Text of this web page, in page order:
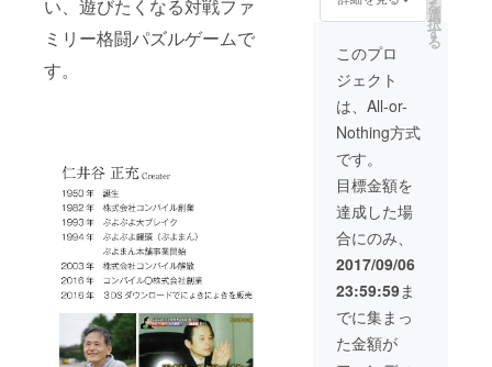
い、遊びたくなる対戦ファ
ミリー格闘パズルゲームで
す。
りま
す。 ・
あなた
の描い
た６種
類の
にょき
がゲー
す。
ゲーム
中のコ
ンフィ
グで選
択でき
ます。
す。
ゲーム
中のコ
ンフィ
グで選
択でき
ます。
ノーマ
は、１
０回に
一回の
確率で
表示さ
れるこ
とがあ
りま
す。 ・
あなた
の描い
を
選
択
す
る
このプロ
ジェクト
は、All-or-
Nothing方式
です。
目標金額を
達成した場
合にのみ、
2017/09/06
23:59:59ま
でに集まっ
た金額が